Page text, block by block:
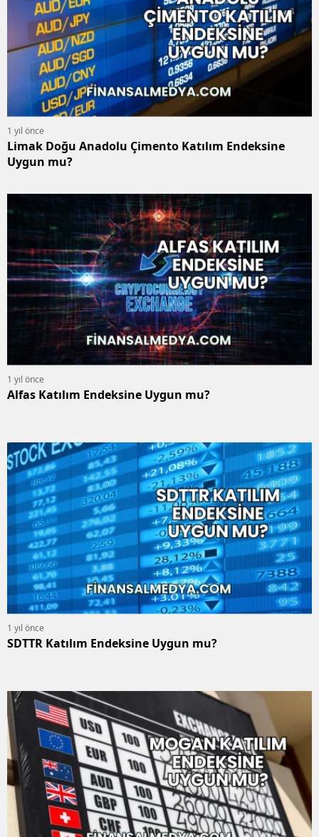
1 yıl önce
Limak Doğu Anadolu Çimento Katılım Endeksine
Uygun mu?
1 yıl önce
Alfas Katılım Endeksine Uygun mu?
1 yıl önce
SDTTR Katılım Endeksine Uygun mu?